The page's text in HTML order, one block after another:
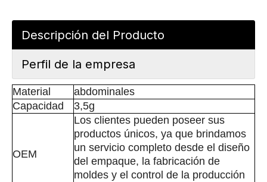
Descripción del Producto
Perfil de la empresa
Material
abdominales
Capacidad
3,5g
OEM
Los clientes pueden poseer sus
productos únicos, ya que brindamos
un servicio completo desde el diseño
del empaque, la fabricación de
moldes y el control de la producción